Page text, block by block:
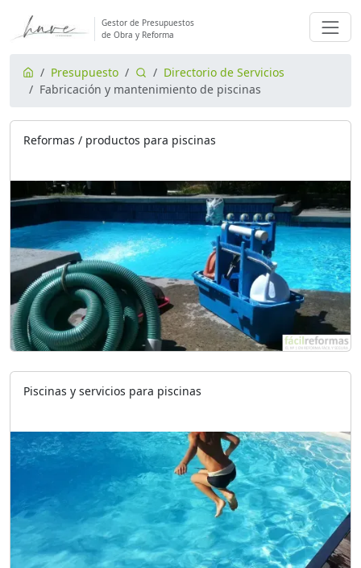
Gestor de Presupuestos
de Obra y Reforma
Presupuesto
Directorio de Servicios
Fabricación y mantenimiento de piscinas
Reformas / productos para piscinas
Piscinas y servicios para piscinas